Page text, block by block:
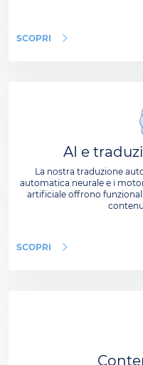
SCOPRI
AI e
La nostra traduzione
automatica neurale e i
artificiale offrono
SCOPRI